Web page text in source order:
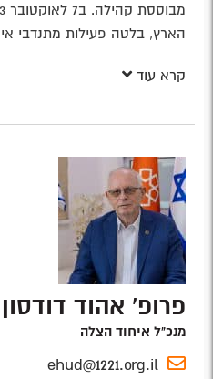
הארץ, בלטה פעילות מתנדבי
קרא עוד
פרופ' אהוד דודסון
מנכ"ל איחוד הצלה
ehud@1221.org.il